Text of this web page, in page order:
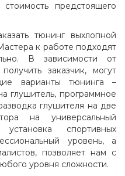
предстоящего
тюнинг выхлопной
к работе подходят
В зависимости от
заказчик, могут
варианты тюнинга –
глушитель, программное
глушителя на две
на универсальный
спортивных
уровень, а
позволяет нам с
уровня сложности.